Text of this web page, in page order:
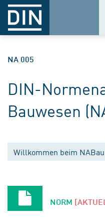
NA 005
DIN-
Bauwesen
Willkommen beim NABau
NORM